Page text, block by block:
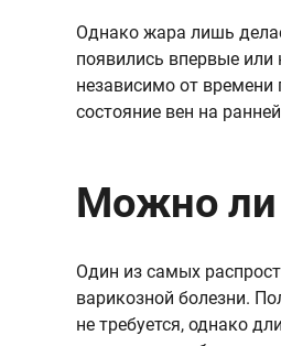
Однако жара лишь
появились впервые или
независимо от
состояние вен на
Можно ли
Один из самых
варикозной болезни.
не требуется, однако